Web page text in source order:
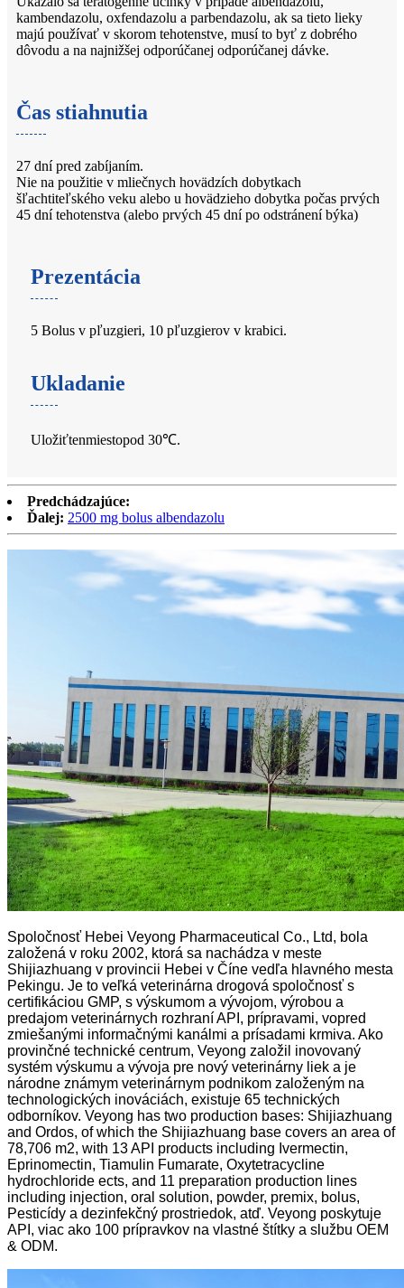
kambendazolu, oxfendazolu a parbendazolu, ak sa tieto lieky
majú používať v skorom tehotenstve, musí to byť z dobrého
dôvodu a na najnižšej odporúčanej odporúčanej dávke.
Čas stiahnutia
27 dní pred zabíjaním.
Nie na použitie v mliečnych hovädzích dobytkach
šľachtiteľského veku alebo u hovädzieho dobytka počas prvých
45 dní tehotenstva (alebo prvých 45 dní po odstránení býka)
Prezentácia
5 Bolus v pľuzgieri, 10 pľuzgierov v krabici.
Ukladanie
Uložiťtenmiestopod 30℃.
Predchádzajúce:
Ďalej: 2500 mg bolus albendazolu
Spoločnosť Hebei Veyong Pharmaceutical Co., Ltd, bola
založená v roku 2002, ktorá sa nachádza v meste
Shijiazhuang v provincii Hebei v Číne vedľa hlavného mesta
Pekingu. Je to veľká veterinárna drogová spoločnosť s
certifikáciou GMP, s výskumom a vývojom, výrobou a
predajom veterinárnych rozhraní API, prípravami, vopred
zmiešanými informačnými kanálmi a prísadami krmiva. Ako
provinčné technické centrum, Veyong založil inovovaný
systém výskumu a vývoja pre nový veterinárny liek a je
národne známym veterinárnym podnikom založeným na
technologických inováciách, existuje 65 technických
odborníkov. Veyong has two production bases: Shijiazhuang
and Ordos, of which the Shijiazhuang base covers an area of
​​78,706 m2, with 13 API products including Ivermectin,
Eprinomectin, Tiamulin Fumarate, Oxytetracycline
hydrochloride ects, and 11 preparation production lines
including injection, oral solution, powder, premix, bolus,
Pesticídy a dezinfekčný prostriedok, atď. Veyong poskytuje
API, viac ako 100 prípravkov na vlastné štítky a službu OEM
& ODM.